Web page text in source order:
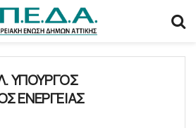
ΥΠΟΥΡΓΟΣ
ΕΝΕΡΓΕΙΑΣ